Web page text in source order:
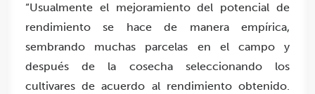
“Usualmente el mejoramiento del potencial de
rendimiento se hace de manera empírica,
sembrando muchas parcelas en el campo y
después de la cosecha seleccionando los
cultivares de acuerdo al rendimiento obtenido.